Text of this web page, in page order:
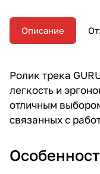
Описание
Ролик трека
легкость и
отличным
связанных с